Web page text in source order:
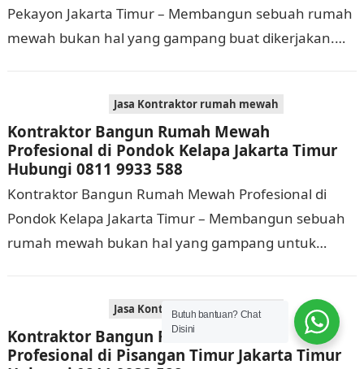
Pekayon Jakarta Timur – Membangun sebuah rumah
mewah bukan hal yang gampang buat dikerjakan.
Jasa Kontraktor rumah mewah
Kontraktor Bangun Rumah Mewah
Profesional di Pondok Kelapa Jakarta Timur
Hubungi 0811 9933 588
Kontraktor Bangun Rumah Mewah Profesional di
Pondok Kelapa Jakarta Timur – Membangun sebuah
rumah mewah bukan hal yang gampang untuk
Jasa Kontraktor rumah mewah
Kontraktor Bangun Rumah Mewah
Profesional di Pisangan Timur Jakarta Timur
Butuh bantuan? Chat
Disini